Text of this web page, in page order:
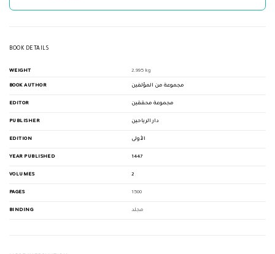
BOOK DETAILS
WEIGHT 2.995 kg
BOOK AUTHOR مجموعة من المؤلفين
EDITOR مجموعة محققين
PUBLISHER دار الرياحين
EDITION الأولى
YEAR PUBLISHED 1447
VOLUMES 2
PAGES 1500
BINDING مجلد